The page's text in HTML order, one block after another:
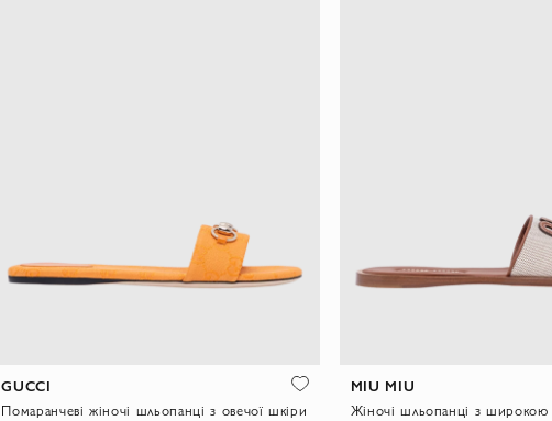
GUCCI
Помаранчеві жіночі шльопанці з овечої шкіри
MIU MIU